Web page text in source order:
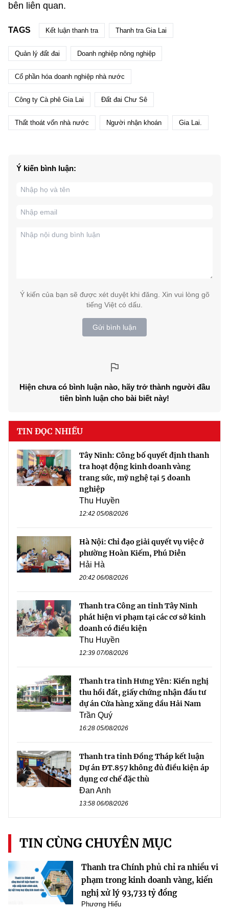
bên liên quan.
TAGS Kết luận thanh tra Thanh tra Gia Lai
Quản lý đất đai Doanh nghiệp nông nghiệp
Cổ phần hóa doanh nghiệp nhà nước
Công ty Cà phê Gia Lai Đất đai Chư Sê
Thất thoát vốn nhà nước Người nhận khoán Gia Lai.
Ý kiến bình luận:
Ý kiến của bạn sẽ được xét duyệt khi đăng. Xin vui lòng gõ
tiếng Việt có dấu.
Gửi bình luận
Hiện chưa có bình luận nào, hãy trở thành người đầu
tiên bình luận cho bài biết này!
TIN ĐỌC NHIỀU
Tây Ninh: Công bố quyết định thanh
tra hoạt động kinh doanh vàng
trang sức, mỹ nghệ tại 5 doanh
nghiệp
Thu Huyền
12:42 05/08/2026
Hà Nội: Chỉ đạo giải quyết vụ việc ở
phường Hoàn Kiếm, Phú Diễn
Hải Hà
20:42 06/08/2026
Thanh tra Công an tỉnh Tây Ninh
phát hiện vi phạm tại các cơ sở kinh
doanh có điều kiện
Thu Huyền
12:39 07/08/2026
Thanh tra tỉnh Hưng Yên: Kiến nghị
thu hồi đất, giấy chứng nhận đầu tư
dự án Cửa hàng xăng dầu Hải Nam
Trần Quý
16:28 05/08/2026
Thanh tra tỉnh Đồng Tháp kết luận
Dự án ĐT.857 không đủ điều kiện áp
dụng cơ chế đặc thù
Đan Anh
13:58 06/08/2026
TIN CÙNG CHUYÊN MỤC
Thanh tra Chính phủ chỉ ra nhiều vi
phạm trong kinh doanh vàng, kiến
nghị xử lý 93,733 tỷ đồng
Phương Hiếu